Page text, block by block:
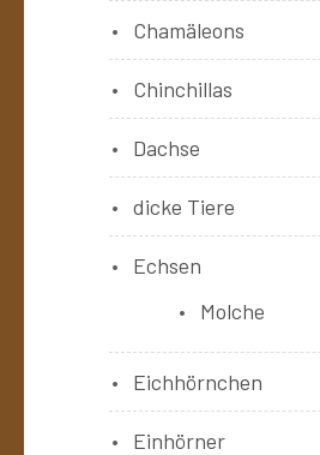
Chamäleons
Chinchillas
Dachse
dicke Tiere
Echsen
Molche
Eichhörnchen
Einhörner